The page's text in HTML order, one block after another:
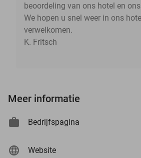
beoordeling van ons hotel en
We hopen u snel weer in ons
verwelkomen.
K. Fritsch
Meer informatie
Bedrijfspagina
Website